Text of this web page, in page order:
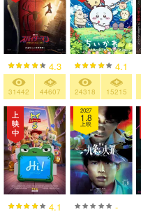
4.3
31442 44607
4.1
24318 15215
4.1
2027
1.8
上映
-